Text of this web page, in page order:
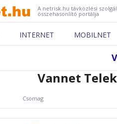
A netrisk.hu távközlési
összehasonlító portálja
INTERNET MOBILNET
Vannet
Csomag